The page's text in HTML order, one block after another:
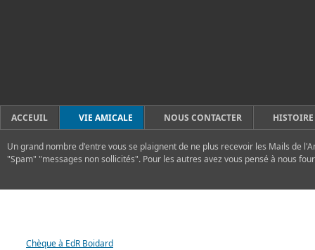
ACCEUIL VIE AMICALE NOUS CONTACTER
Un grand nombre d'entre vous se plaignent de ne plus recevoir les Mails de
"Spam" "messages non sollicités". Pour les autres avez vous pensé à nous
Chèque à EdR Boidard